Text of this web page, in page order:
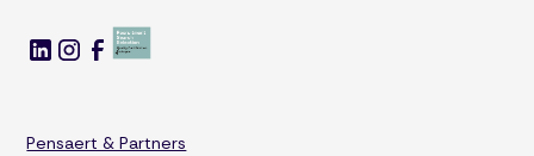
Pensaert & Partners